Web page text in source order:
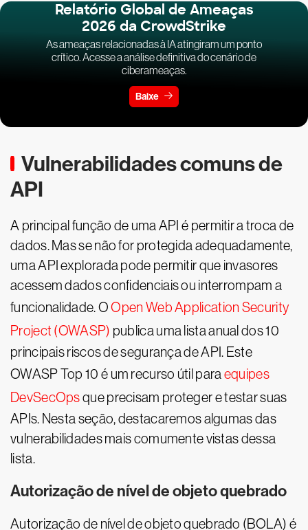
Relatório Global de Ameaças
2026 da CrowdStrike
As ameaças relacionadas à IA atingiram um ponto
crítico. Acesse a análise definitiva do cenário de
ciberameaças.
Baixe
Vulnerabilidades comuns de
API
A principal função de uma API é permitir a troca de
dados. Mas se não for protegida adequadamente,
uma API explorada pode permitir que invasores
acessem dados confidenciais ou interrompam a
funcionalidade. OOpen Web Application Security
Project (OWASP) publica uma lista anual dos 10
principais riscos de segurança de API. Este
OWASP Top 10 é um recurso útil para equipes
DevSecOpsque precisam proteger e testar suas
APIs. Nesta seção, destacaremos algumas das
vulnerabilidades mais comumente vistas dessa
lista.
Autorização de nível de objeto quebrado
Autorização de nível de objeto quebrado (BOLA) é